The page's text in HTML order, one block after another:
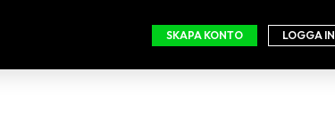
SKAPA KONTO LOGGA IN